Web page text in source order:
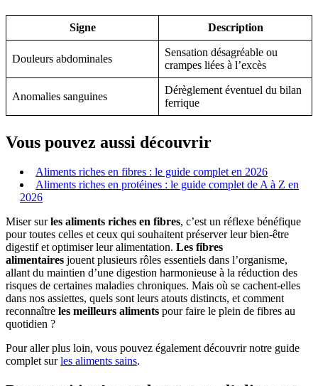
Signe Description
Douleurs abdominales
Sensation désagréable ou
crampes liées à l’excès
Anomalies sanguines
Dérèglement éventuel du bilan
ferrique
Vous pouvez aussi découvrir
Aliments riches en fibres : le guide complet en 2026
Aliments riches en protéines : le guide complet de A à Z en
2026
Miser surles aliments riches en fibres, c’est un réflexe bénéfique
pour toutes celles et ceux qui souhaitent préserver leur bien-être
digestif et optimiser leur alimentation. Les fibres
alimentaires jouent plusieurs rôles essentiels dans l’organisme,
allant du maintien d’une digestion harmonieuse à la réduction des
risques de certaines maladies chroniques. Mais où se cachent-elles
dans nos assiettes, quels sont leurs atouts distincts, et comment
reconnaître les meilleurs aliments pour faire le plein de fibres au
quotidien ?
Pour aller plus loin, vous pouvez également découvrir notre guide
complet surles aliments sains.